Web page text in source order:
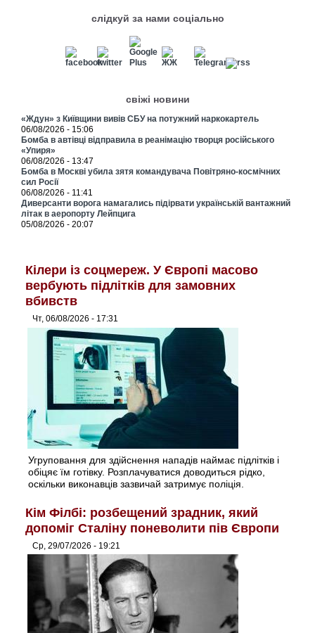
слідкуй за нами соціально
свіжі новини
«Ждун» з Київщини вивів СБУ на потужний наркокартель
06/08/2026 - 15:06
Бомба в автівці відправила в реанімацію творця російського
«Упиря»
06/08/2026 - 13:47
Бомба в Москві убила зятя командувача Повітряно-космічних
сил Росії
06/08/2026 - 11:41
Диверсанти ворога намагались підірвати українській вантажний
літак в аеропорту Лейпцига
05/08/2026 - 20:07
Кілери із соцмереж. У Європі масово
вербують підлітків для замовних
вбивств
Чт, 06/08/2026 - 17:31
Угруповання для здійснення нападів наймає підлітків і
обіцяє їм готівку. Розплачуватися доводиться рідко,
оскільки виконавців зазвичай затримує поліція.
Кім Філбі: розбещений зрадник, який
допоміг Сталіну поневолити пів Європи
Ср, 29/07/2026 - 19:21